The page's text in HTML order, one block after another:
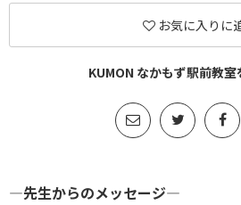
お気に入りに
KUMON なかもず駅前教
―先生からのメッセージ―